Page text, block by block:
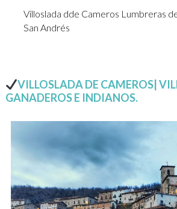
Villoslada dde Cameros Lumbreras
San Andrés
VILLOSLADA DE CAMEROS|
GANADEROS E INDIANOS.